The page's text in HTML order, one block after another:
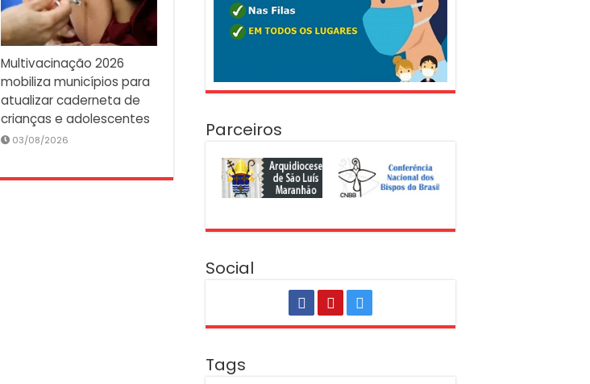
Multivacinação 2026
mobiliza municípios para
atualizar caderneta de
crianças e adolescentes
03/08/2026 Parceiros
Social
Tags